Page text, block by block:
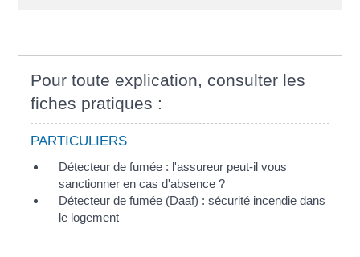
Pour toute explication, consulter les
fiches pratiques :
PARTICULIERS
Détecteur de fumée : l'assureur peut-il vous
sanctionner en cas d'absence ?
Détecteur de fumée (Daaf) : sécurité incendie dans
le logement